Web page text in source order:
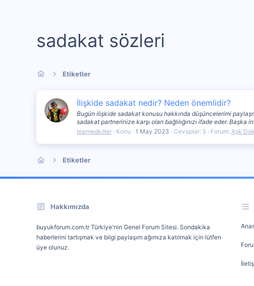
sadakat sözleri
Etiketler
İlişkide sadakat nedir? Neden önemlidir?
Bugün ilişkide sadakat konusu hakkında düşüncelerimi
sadakat partnerinize karşı olan bağlılığınızı ifade eder. Başka
learnedkiller
Konu 1 May 2023 Cevaplar: 5 Forum: Aşk
Etiketler
Hakkımızda
buyukforum.com.tr Türkiye'nin Genel Forum Sitesi. Sondakika
haberlerini tartışmak ve bilgi paylaşım ağımıza katılmak için lütfen
üye olunuz.